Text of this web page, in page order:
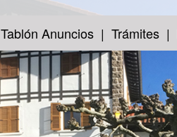
Tablón Anuncios Trámites